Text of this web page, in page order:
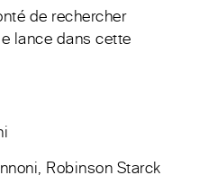
de rechercher
lance dans cette
Robinson Starck